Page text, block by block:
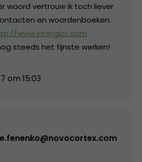
woord vertrouw ik toch liever
en woordenboeken.
www.interglot.com
steeds het fijnste werken!
om 15:03